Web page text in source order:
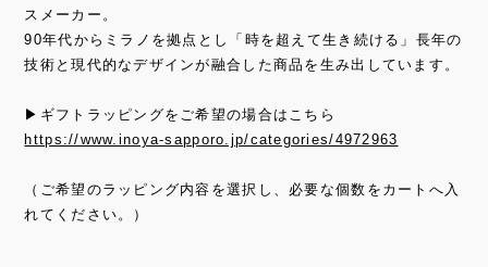
スメーカー。
90年代からミラノを拠点とし「時を超えて生き続ける」長年の
技術と現代的なデザインが融合した商品を生み出しています。
▶ギフトラッピングをご希望の場合はこちら
https://www.inoya-sapporo.jp/categories/4972963
（ご希望のラッピング内容を選択し、必要な個数をカートへ入
れてください。）